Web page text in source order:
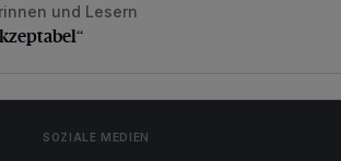
und Lesern
SOZIALE MEDIEN